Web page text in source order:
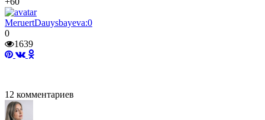
MeruertDauysbayeva:0
0
1639
12 комментариев